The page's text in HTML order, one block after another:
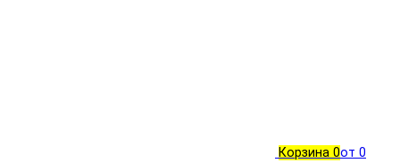
Корзина 0от 0